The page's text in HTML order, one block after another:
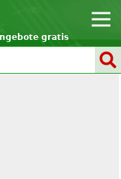
gratis